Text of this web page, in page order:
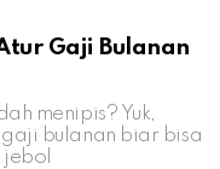
Gaji Bulanan
menipis? Yuk,
bulanan biar bisa